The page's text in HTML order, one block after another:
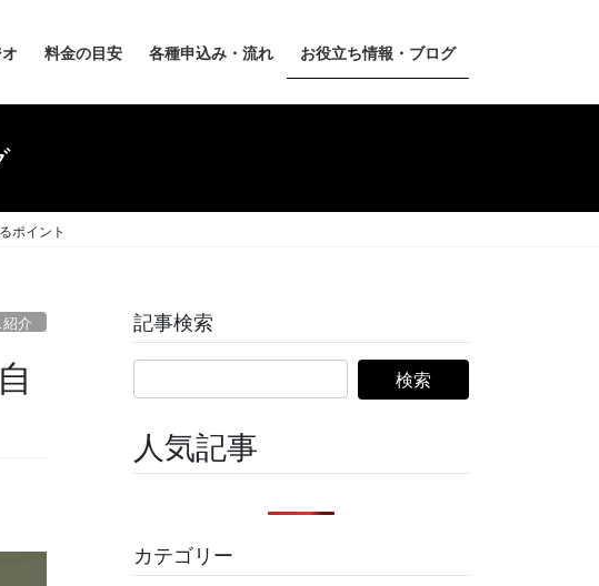
料金の目安 各種申込み・流れ お役立ち情報・ブログ
ポイント
介 記事検索
人気記事
カテゴリー